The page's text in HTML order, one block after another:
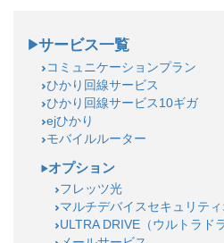
サービス一覧
コミュニケーションプラン
ひかり回線サービス
ひかり回線サービス10ギガ
ejひかり
モバイルルーター
オプション
フレッツ光
マルチデバイスセキュリテ
ULTRA DRIVE（ウルトラド